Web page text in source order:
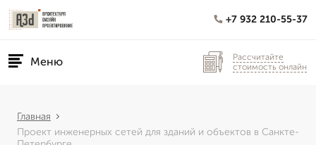
+7 932 210-55-37
Меню
Рассчитайте
стоимость онлайн
Главная
Проект инженерных сетей для зданий и объектов в Санкте-